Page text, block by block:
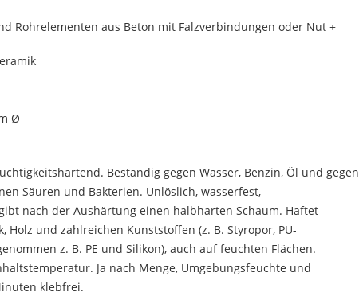
Rohrelementen aus Beton mit Falzverbindungen oder Nut +
Ø
Beständig gegen Wasser, Benzin, Öl und gegen
Säuren und Bakterien. Unlöslich, wasserfest,
nach der Aushärtung einen halbharten Schaum. Haftet
Holz und zahlreichen Kunststoffen (z. B. Styropor, PU-
z. B. PE und Silikon), auch auf feuchten Flächen.
Ja nach Menge, Umgebungsfeuchte und
klebfrei.